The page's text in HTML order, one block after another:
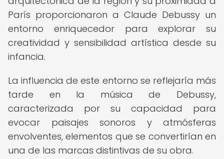
París proporcionaron a Claude Debussy un
entorno enriquecedor para explorar su
creatividad y sensibilidad artística desde su
infancia.
La influencia de este entorno se reflejaría más
tarde en la música de Debussy,
caracterizada por su capacidad para
evocar paisajes sonoros y atmósferas
envolventes, elementos que se convertirían en
una de las marcas distintivas de su obra.